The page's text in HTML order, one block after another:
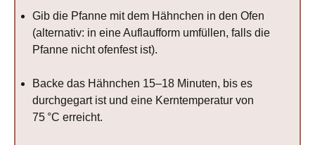
Gib die Pfanne mit dem Hähnchen in den Ofen
(alternativ: in eine Auflaufform umfüllen, falls die
Pfanne nicht ofenfest ist).
Backe das Hähnchen 15–18 Minuten, bis es
durchgegart ist und eine Kerntemperatur von
75 °C erreicht.